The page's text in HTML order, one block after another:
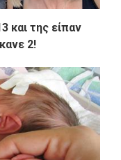
και της είπαν
2!